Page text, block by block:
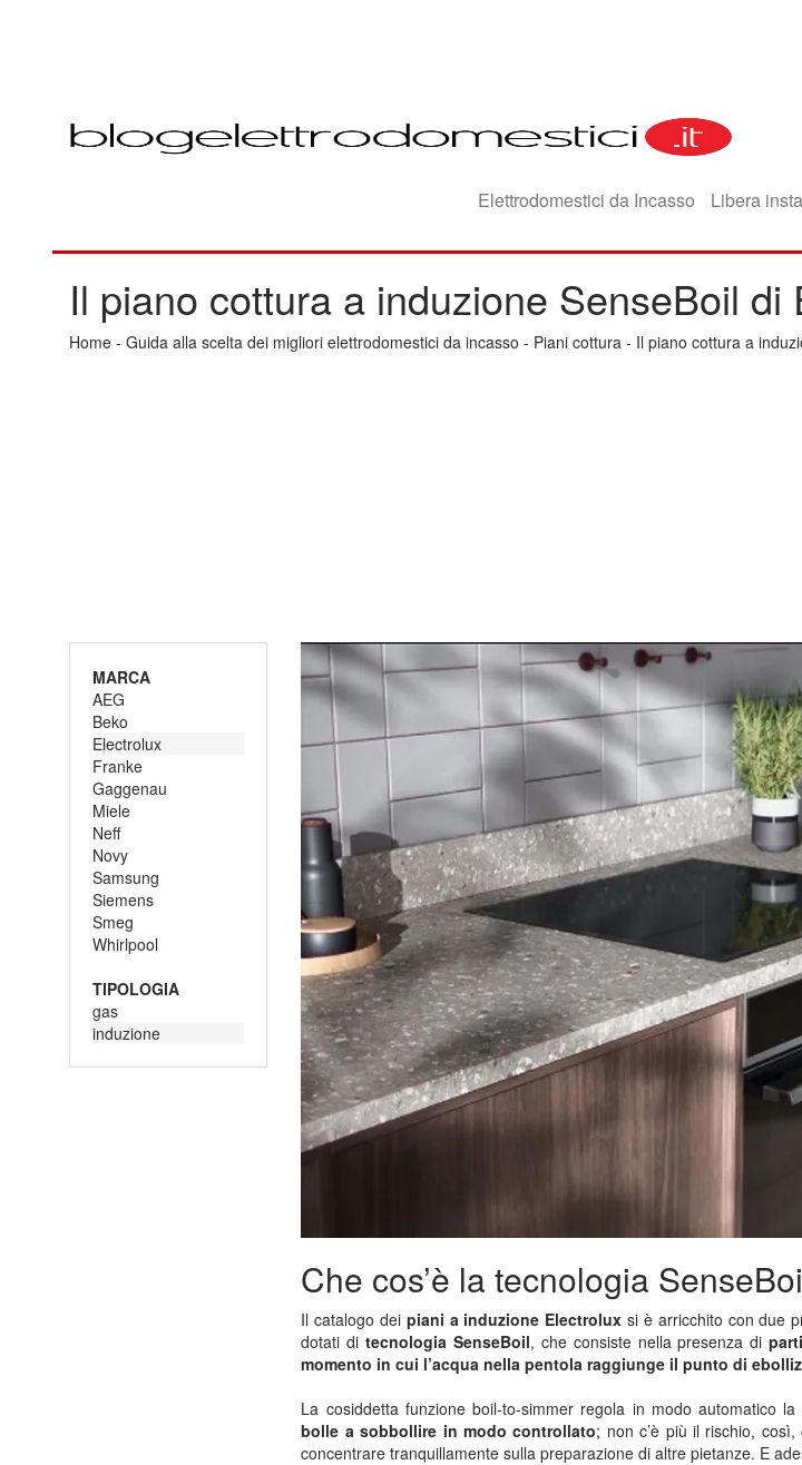
Elettrodomestici da Incasso Libera
Il piano cottura a induzione SenseBoil di
Home - Guida alla scelta dei migliori elettrodomestici da incasso - Piani cottura - Il piano cottura a
MARCA
AEG
Beko
Electrolux
Franke
Gaggenau
Miele
Neff
Novy
Samsung
Siemens
Smeg
Whirlpool
TIPOLOGIA
gas
induzione
Che cos’è la tecnologia
Il catalogo dei piani a induzione Electrolux si è arricchito con due
dotati ditecnologia SenseBoil, che consiste nella presenza di
momento in cui l’acqua nella pentola raggiunge il punto di
La cosiddetta funzione boil-to-simmer regola in modo automatico la
bolle a sobbollire in modo controllato; non c’è più il rischio,
concentrare tranquillamente sulla preparazione di altre pietanze. E